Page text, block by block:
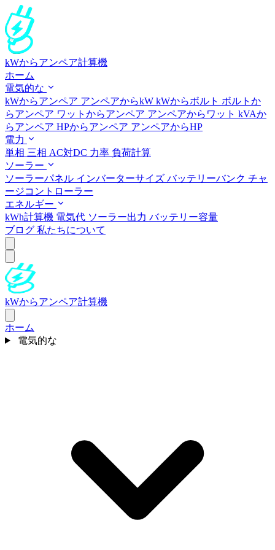
kWからアンペア計算機
ホーム
電気的な
kWからアンペア アンペアからkW kWからボルト ボルトか
らアンペア ワットからアンペア アンペアからワット kVAか
らアンペア HPからアンペア アンペアからHP
電力
単相 三相 AC対DC 力率 負荷計算
ソーラー
ソーラーパネル インバーターサイズ バッテリーバンク チャ
ージコントローラー
エネルギー
kWh計算機 電気代 ソーラー出力 バッテリー容量
ブログ 私たちについて
kWからアンペア計算機
ホーム
電気的な